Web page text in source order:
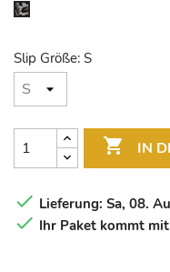
Schwarz
Slip Größe: S
 IN
 Lieferung: Sa, 08.
 Ihr Paket kommt